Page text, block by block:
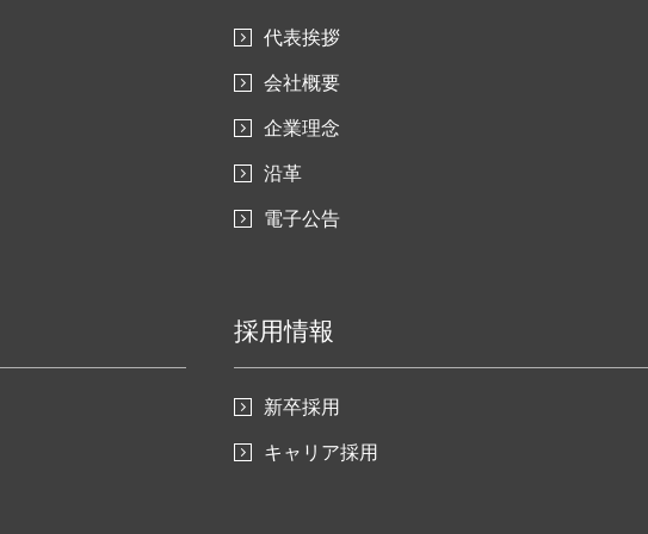
代表挨拶
会社概要
企業理念
沿革
電子公告
採用情報
新卒採用
キャリア採用